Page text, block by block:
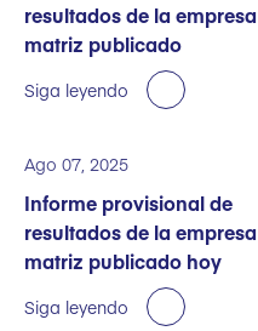
resultados de la empresa
matriz publicado
Siga leyendo
Ago 07, 2025
Informe provisional de
resultados de la empresa
matriz publicado hoy
Siga leyendo